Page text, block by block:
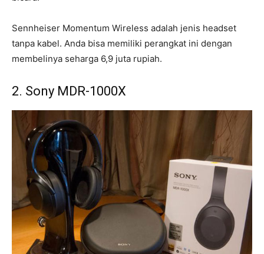
Sennheiser Momentum Wireless adalah jenis headset
tanpa kabel. Anda bisa memiliki perangkat ini dengan
membelinya seharga 6,9 juta rupiah.
2. Sony MDR-1000X